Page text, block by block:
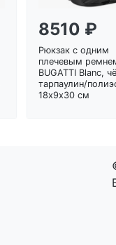
8510 ₽
Рюкзак с одним
плечевым
BUGATTI Blanc,
тарпаулин/
18х9х30 см